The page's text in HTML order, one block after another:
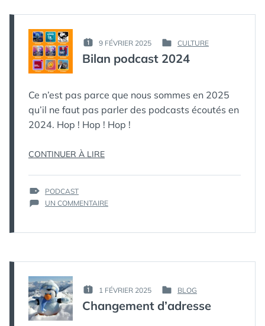
PUBLIÉ
LE :
9 FÉVRIER 2025
PAR :
КАК
МЁРТВЫЙ
PUBLIÉ
DANS
CULTURE
Bilan podcast 2024
Ce n’est pas parce que nous sommes en 2025
qu’il ne faut pas parler des podcasts écoutés en
2024. Hop ! Hop ! Hop !
CONTINUER À LIRE« BILAN
ÉTIQUETTES :
PODCAST
UN COMMENTAIRESUR
2024
PUBLIÉ
LE :
1 FÉVRIER 2025
PAR :
КАК
МЁРТВЫЙ
PUBLIÉ
DANS
BLOG
Changement d’adresse